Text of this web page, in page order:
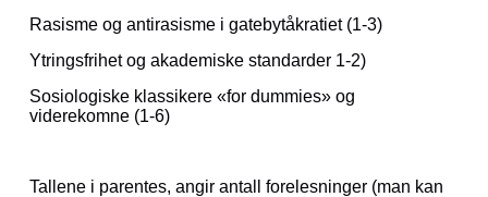
Rasisme og antirasisme i gatebytåkratiet (1-3)
Ytringsfrihet og akademiske standarder 1-2)
Sosiologiske klassikere «for dummies» og
viderekomne (1-6)
Tallene i parentes, angir antall forelesninger (man kan